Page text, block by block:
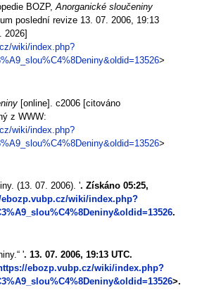
BOZP, Anorganické sloučeniny
poslední revize 13. 07. 2006, 19:13
2026]
wiki/index.php?
>
[online]. c2006 [citováno
z WWW:
wiki/index.php?
>
(13. 07. 2006). '. Získáno 05:25,
ebozp.vubp.cz/wiki/index.php?
.
'. 13. 07. 2006, 19:13 UTC.
ebozp.vubp.cz/wiki/index.php?
>.